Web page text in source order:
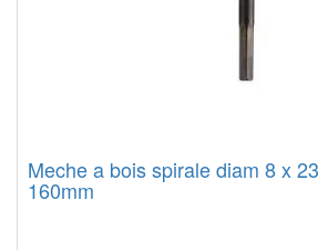
Meche a bois spirale diam 8 x
160mm